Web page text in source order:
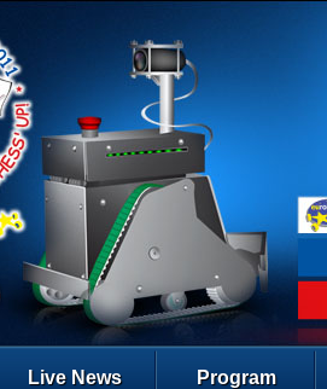
Live News Program